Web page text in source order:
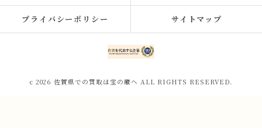
プライバシーポリシー サイトマップ
c 2026 佐賀県での買取は宝の蔵へ ALL RIGHTS RESERVED.